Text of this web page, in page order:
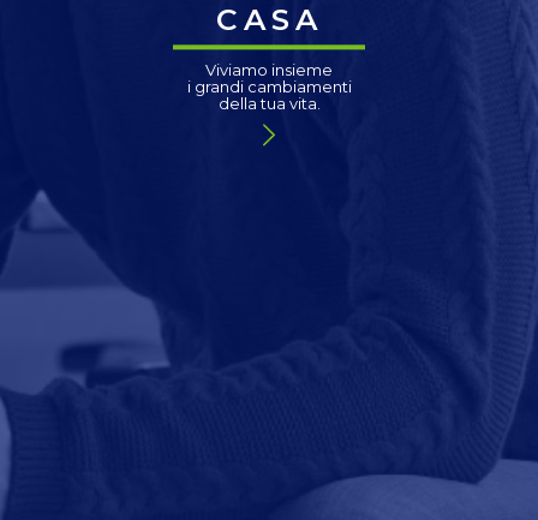
CASA
Viviamo insieme
i grandi cambiamenti
della tua vita.